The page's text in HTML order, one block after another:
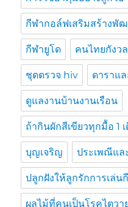
กีฬากอล์ฟเสริมสร้างพั
กีฬายูโด คนไทยกังว
ชุดตรวจ hiv ดาราแ
ดูแลงานบ้านงานเรือน
ถ้ากินผักสีเขียวทุกมื้อ 1
บุญเจริญ ประเพณีแล
ปลูกฝังให้ลูกรักการเล่น
ผลไม้ที่คนเป็นโรคไตวา